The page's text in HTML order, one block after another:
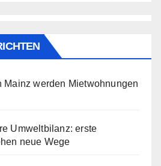
Mainz werden Mietwohnungen
Umweltbilanz: erste
neue Wege